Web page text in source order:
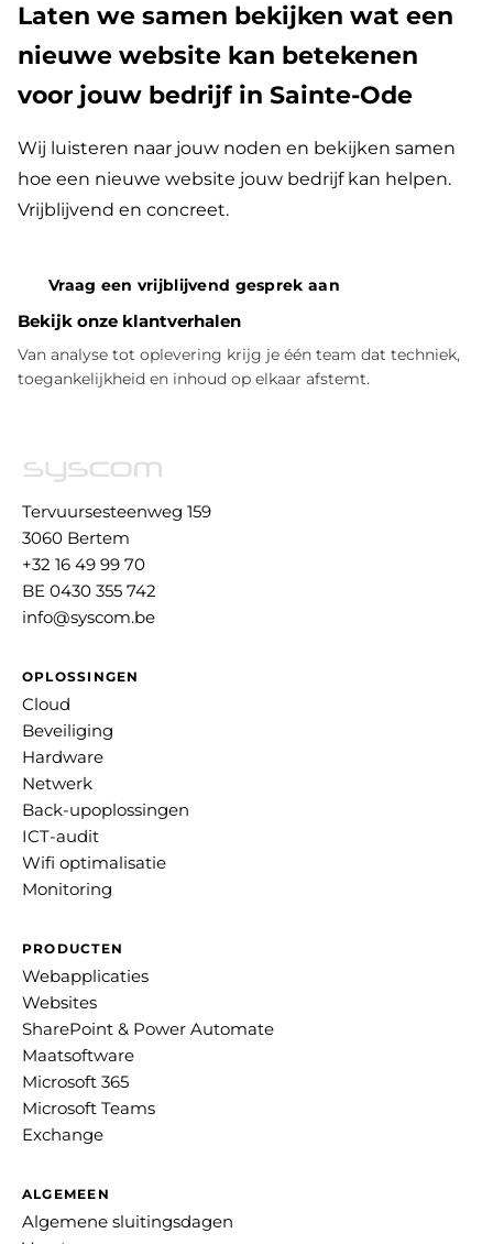
Laten we samen bekijken wat een
nieuwe website kan betekenen
voor jouw bedrijf in Sainte-Ode
Wij luisteren naar jouw noden en bekijken samen
hoe een nieuwe website jouw bedrijf kan helpen.
Vrijblijvend en concreet.
Vraag een vrijblijvend gesprek aan
Bekijk onze klantverhalen
Van analyse tot oplevering krijg je één team dat techniek,
toegankelijkheid en inhoud op elkaar afstemt.
Tervuursesteenweg 159
3060 Bertem
+32 16 49 99 70
BE 0430 355 742
info@syscom.be
OPLOSSINGEN
Cloud
Beveiliging
Hardware
Netwerk
Back-upoplossingen
ICT-audit
Wifi optimalisatie
Monitoring
PRODUCTEN
Webapplicaties
Websites
SharePoint & Power Automate
Maatsoftware
Microsoft 365
Microsoft Teams
Exchange
ALGEMEEN
Algemene sluitingsdagen